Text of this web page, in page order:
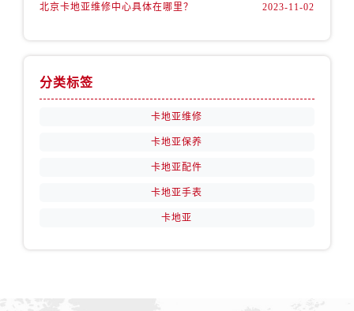
北京卡地亚维修中心具体在哪里？ 2023-11-02
分类标签
卡地亚维修
卡地亚保养
卡地亚配件
卡地亚手表
卡地亚